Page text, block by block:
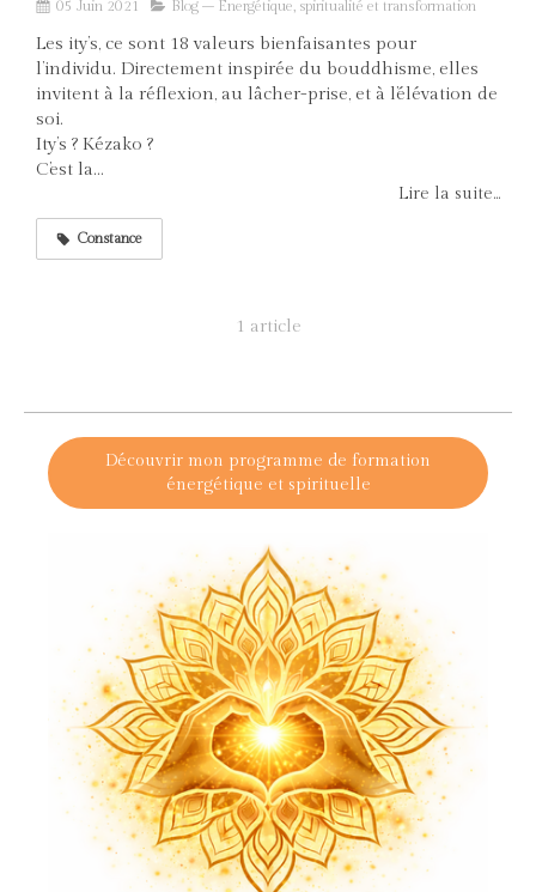
05 Juin 2021 Blog – Énergétique, spiritualité et transformation
Les ity’s, ce sont 18 valeurs bienfaisantes pour
l’individu. Directement inspirée du bouddhisme, elles
invitent à la réflexion, au lâcher-prise, et à l’élévation de
soi.
Ity’s ? Kézako ?
C’est la...
Lire la suite...
Constance
1 article
Découvrir mon programme de formation
énergétique et spirituelle